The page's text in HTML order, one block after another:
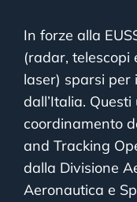
In forze alla
(radar, telescopi
laser) sparsi per
dall’Italia.
coordinamento
and Tracking
dalla Divisione
Aeronautica e